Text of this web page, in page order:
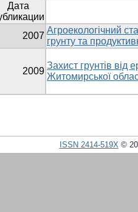
Дата
2007
Агроекологічний
грунту та
2009
Захист грунтів від
Житомирської
ISSN 2414-519X©